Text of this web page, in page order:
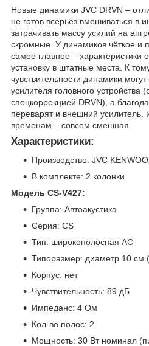
Новые динамики JVC DRVN –
не готов всерьёз вмешиваться в
затрачивать массу усилий на
скромные. У динамиков чёткое и
самое главное – характеристики
установку в штатные места. К
чувствительности динамики
усилителя головного устройства
спецкоррекцией DRVN), а
переварят и внешний
временам – совсем смешная.
Характеристики:
Производство: JVC
В комплекте: 2 колонки
Модель CS-V427:
Группа: Автоакустика
Серия: CS
Тип: широкополосная АС
Типоразмер: диаметр 10 см
Корпус: нет
Чувствительность: 89 дБ
Импеданс: 4 Ом
Кол-во полос: 2
Мощность: 30 Вт номинал